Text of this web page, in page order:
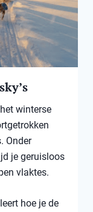
winterse
Onder
je geruisloos
vlaktes.
hoe je de